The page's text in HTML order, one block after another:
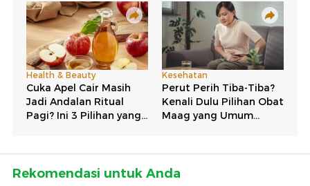
Rekomendasi untuk Anda